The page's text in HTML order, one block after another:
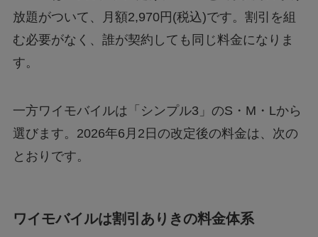
放題がついて、月額2,970円(税込)です。割引を組
む必要がなく、誰が契約しても同じ料金になりま
す。
一方ワイモバイルは「シンプル3」のS・M・Lから
選びます。2026年6月2日の改定後の料金は、次の
とおりです。
ワイモバイルは割引ありきの料金体系